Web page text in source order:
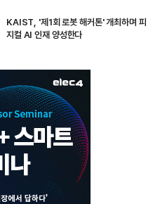
KAIST, '제1회 로봇 해커톤' 개최하며 피
지컬 AI 인재 양성한다